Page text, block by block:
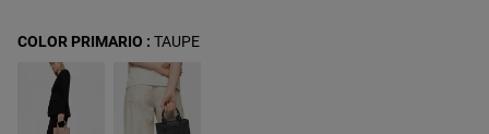
COLOR PRIMARIO : TAUPE